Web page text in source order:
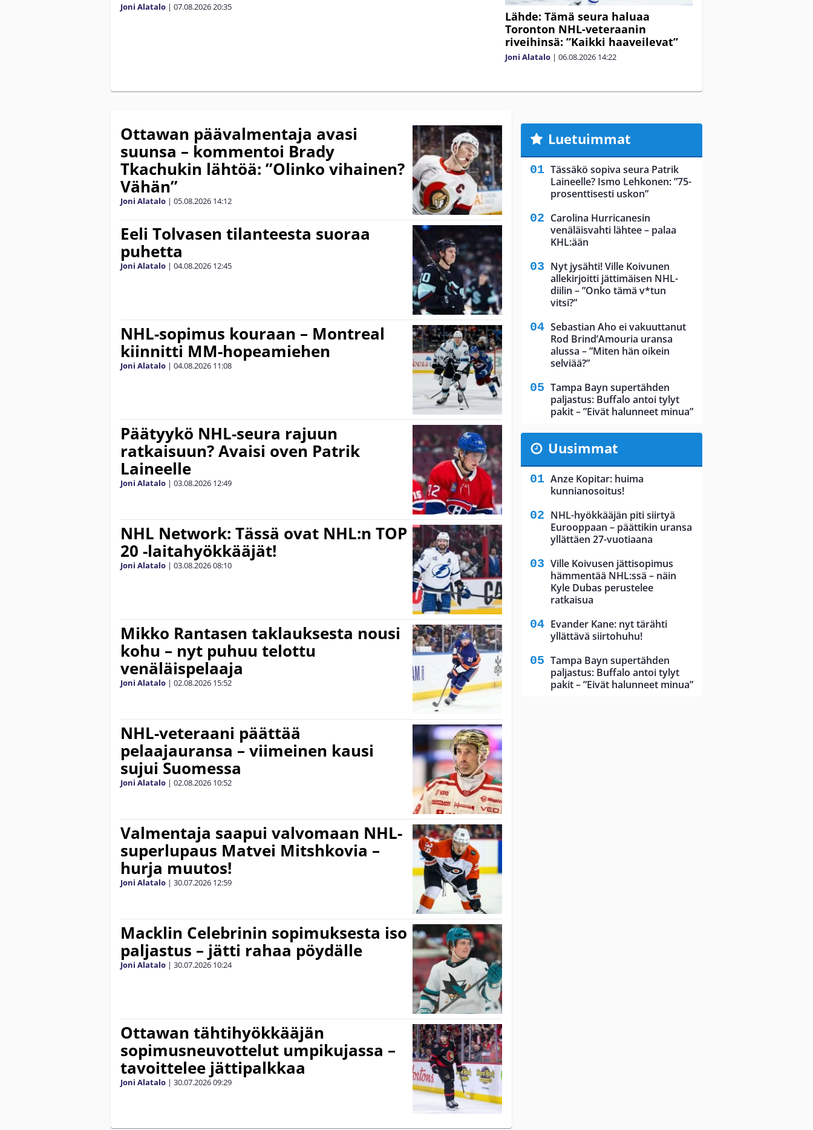
Joni Alatalo | 07.08.202620:35
Lähde: Tämä seura haluaa
Toronton NHL-veteraanin
riveihinsä: ”Kaikki haaveilevat”
Joni Alatalo | 06.08.2026 14:22
Ottawan päävalmentaja avasi
suunsa – kommentoi Brady
Tkachukin lähtöä: ”Olinko vihainen?
Vähän”
Joni Alatalo | 05.08.2026 14:12
Eeli Tolvasen tilanteesta suoraa
puhetta
Joni Alatalo | 04.08.2026 12:45
NHL-sopimus kouraan – Montreal
kiinnitti MM-hopeamiehen
Joni Alatalo | 04.08.2026 11:08
Päätyykö NHL-seura rajuun
ratkaisuun? Avaisi oven Patrik
Laineelle
Joni Alatalo | 03.08.2026 12:49
NHL Network: Tässä ovat NHL:n TOP
20 -laitahyökkääjät!
Joni Alatalo | 03.08.202608:10
Mikko Rantasen taklauksesta nousi
kohu – nyt puhuu telottu
venäläispelaaja
Joni Alatalo | 02.08.2026 15:52
NHL-veteraani päättää
pelaajauransa – viimeinen kausi
sujui Suomessa
Joni Alatalo | 02.08.2026 10:52
Valmentaja saapui valvomaan NHL-
superlupaus Matvei Mitshkovia –
hurja muutos!
Joni Alatalo | 30.07.2026 12:59
Macklin Celebrinin sopimuksesta iso
paljastus – jätti rahaa pöydälle
Joni Alatalo | 30.07.2026 10:24
Ottawan tähtihyökkääjän
sopimusneuvottelut umpikujassa –
tavoittelee jättipalkkaa
Joni Alatalo | 30.07.202609:29
Luetuimmat
Tässäkö sopiva seura Patrik
Laineelle? Ismo Lehkonen: ”75-
prosenttisesti uskon”
Carolina Hurricanesin
venäläisvahti lähtee – palaa
KHL:ään
Nyt jysähti! Ville Koivunen
allekirjoitti jättimäisen NHL-
diilin – ”Onko tämä v*tun
vitsi?”
Sebastian Aho ei vakuuttanut
Rod Brind’Amouria uransa
alussa – ”Miten hän oikein
selviää?”
Tampa Bayn supertähden
paljastus: Buffalo antoi tylyt
pakit – ”Eivät halunneet minua”
Uusimmat
Anze Kopitar: huima
kunnianosoitus!
NHL-hyökkääjän piti siirtyä
Eurooppaan – päättikin uransa
yllättäen 27-vuotiaana
Ville Koivusen jättisopimus
hämmentää NHL:ssä – näin
Kyle Dubas perustelee
ratkaisua
Evander Kane: nyt tärähti
yllättävä siirtohuhu!
Tampa Bayn supertähden
paljastus: Buffalo antoi tylyt
pakit – ”Eivät halunneet minua”